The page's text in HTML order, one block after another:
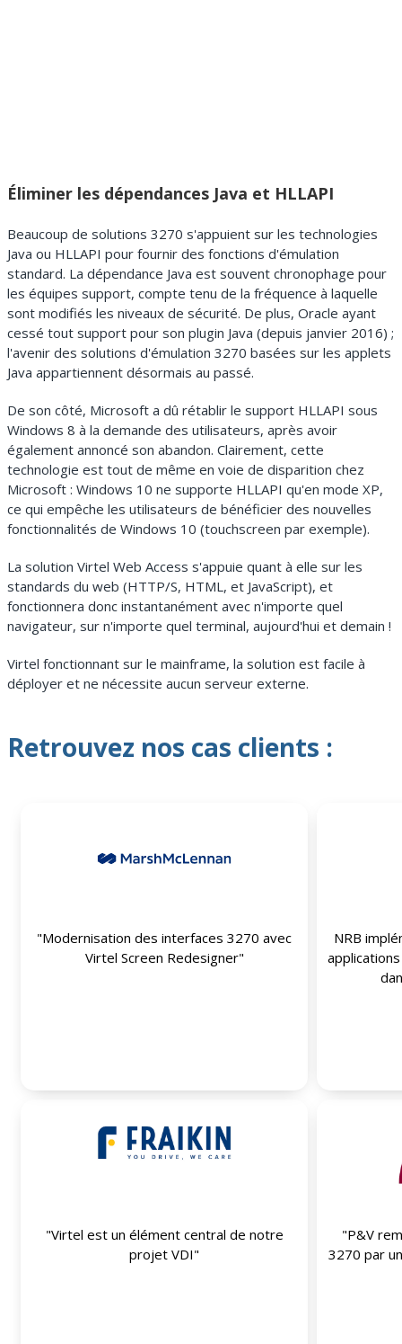
Éliminer les dépendances Java et HLLAPI
Beaucoup de solutions 3270 s'appuient sur les technologies
Java ou HLLAPI pour fournir des fonctions d'émulation
standard. La dépendance Java est souvent chronophage pour
les équipes support, compte tenu de la fréquence à laquelle
sont modifiés les niveaux de sécurité. De plus, Oracle ayant
cessé tout support pour son plugin Java (depuis janvier 2016) ;
l'avenir des solutions d'émulation 3270 basées sur les applets
Java appartiennent désormais au passé.
De son côté, Microsoft a dû rétablir le support HLLAPI sous
Windows 8 à la demande des utilisateurs, après avoir
également annoncé son abandon. Clairement, cette
technologie est tout de même en voie de disparition chez
Microsoft : Windows 10 ne supporte HLLAPI qu'en mode XP,
ce qui empêche les utilisateurs de bénéficier des nouvelles
fonctionnalités de Windows 10 (touchscreen par exemple).
La solution Virtel Web Access s'appuie quant à elle sur les
standards du web (HTTP/S, HTML, et JavaScript), et
fonctionnera donc instantanément avec n'importe quel
navigateur, sur n'importe quel terminal, aujourd'hui et demain !
Virtel fonctionnant sur le mainframe, la solution est facile à
déployer et ne nécessite aucun serveur externe.
Retrouvez nos cas clients :
"Modernisation des interfaces 3270 avec
Virtel Screen Redesigner"
Lire plus
NRB
"Virtel est un élément central de notre
projet VDI"
Lire plus
"P&V
3270 par